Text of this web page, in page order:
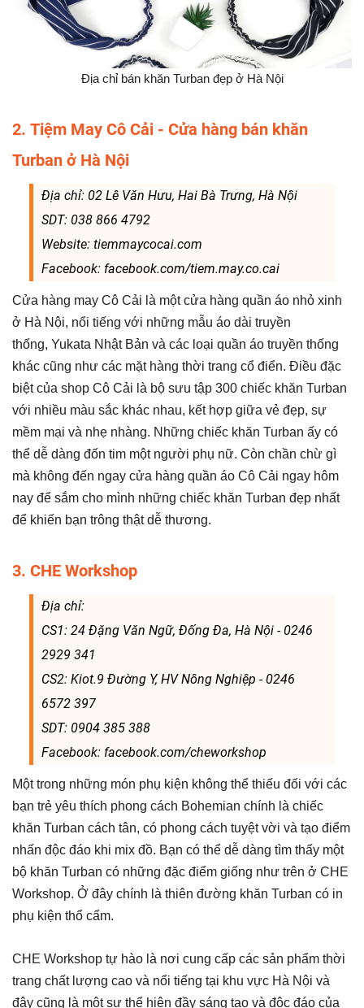
Địa chỉ bán khăn Turban đẹp ở Hà Nội
2. Tiệm May Cô Cải - Cửa hàng bán khăn
Turban ở Hà Nội
Địa chỉ: 02 Lê Văn Hưu, Hai Bà Trưng, Hà Nội
SDT: 038 866 4792
Website: tiemmaycocai.com
Facebook: facebook.com/tiem.may.co.cai
Cửa hàng may Cô Cải là một cửa hàng quần áo nhỏ xinh
ở Hà Nội, nổi tiếng với những mẫu áo dài truyền
thống, Yukata Nhật Bản và các loại quần áo truyền thống
khác cũng như các mặt hàng thời trang cổ điển. Điều đặc
biệt của shop Cô Cải là bộ sưu tập 300 chiếc khăn Turban
với nhiều màu sắc khác nhau, kết hợp giữa vẻ đẹp, sự
mềm mại và nhẹ nhàng. Những chiếc khăn Turban ấy có
thể dễ dàng đốn tim một người phụ nữ. Còn chần chừ gì
mà không đến ngay cửa hàng quần áo Cô Cải ngay hôm
nay để sắm cho mình những chiếc khăn Turban đẹp nhất
để khiến bạn trông thật dễ thương.
3. CHE Workshop
Địa chỉ:
CS1: 24 Đặng Văn Ngữ, Đống Đa, Hà Nội - 0246
2929 341
CS2: Kiot.9 Đường Y, HV Nông Nghiệp - ‭0246
6572 397‬
SDT: 0904 385 388
Facebook: facebook.com/cheworkshop
Một trong những món phụ kiện không thể thiếu đối với các
bạn trẻ yêu thích phong cách Bohemian chính là chiếc
khăn Turban cách tân, có phong cách tuyệt vời và tạo điểm
nhấn độc đáo khi mix đồ. Bạn có thể dễ dàng tìm thấy một
bộ khăn Turban có những đặc điểm giống như trên ở CHE
Workshop. Ở đây chính là thiên đường khăn Turban có in
phụ kiện thổ cẩm.
CHE Workshop tự hào là nơi cung cấp các sản phẩm thời
trang chất lượng cao và nổi tiếng tại khu vực Hà Nội và
đây cũng là một sự thể hiện đầy sáng tạo và độc đáo của